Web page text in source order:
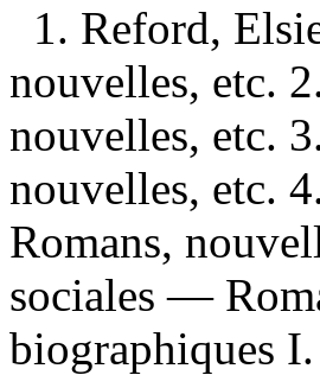
1. Reford,
nouvelles, etc.
nouvelles, etc.
nouvelles, etc.
Romans,
sociales —
biographiques